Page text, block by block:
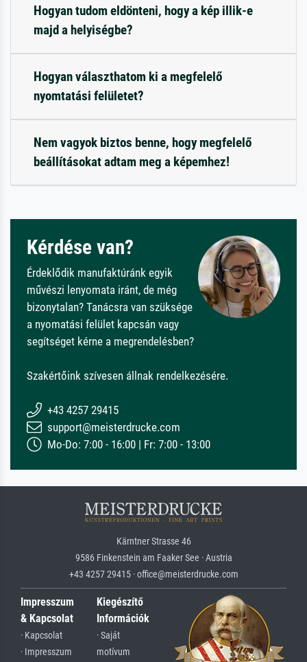
Hogyan tudom eldönteni, hogy a kép illik-e
majd a helyiségbe?
Hogyan választhatom ki a megfelelő
nyomtatási felületet?
Nem vagyok biztos benne, hogy megfelelő
beállításokat adtam meg a képemhez!
Kérdése van?
Érdeklődik manufaktúránk egyik
művészi lenyomata iránt, de még
bizonytalan? Tanácsra van szüksége
a nyomatási felület kapcsán vagy
segítséget kérne a megrendelésben?
Szakértőink szívesen állnak rendelkezésére.
+43 4257 29415
support@meisterdrucke.com
Mo-Do: 7:00 - 16:00 | Fr: 7:00 - 13:00
Kärntner Strasse 46
9586 Finkenstein am Faaker See · Austria
+43 4257 29415 · office@meisterdrucke.com
Impresszum
& Kapcsolat
· Kapcsolat
· Impresszum
Kiegészítő
Információk
· Saját
motívum